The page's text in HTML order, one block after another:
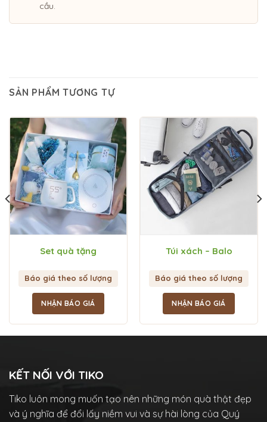
cầu.
SẢN PHẨM TƯƠNG TỰ
Set quà tặng
Báo giá theo số lượng
NHẬN BÁO GIÁ
Túi xách – Balo
Báo giá theo số lượng
NHẬN BÁO GIÁ
KẾT NỐI VỚI TIKO
Tiko luôn mong muốn tạo nên những món quà thật đẹp
và ý nghĩa để đổi lấy niềm vui và sự hài lòng của Quý